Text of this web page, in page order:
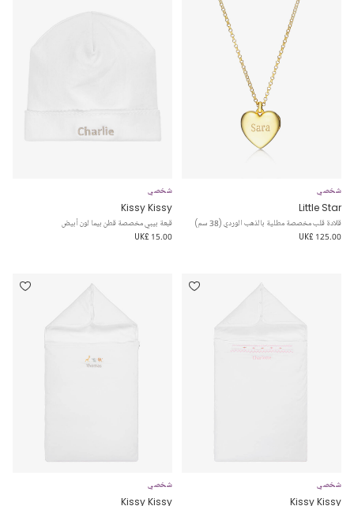
شخصي
Little Star
قلادة قلب مخصصة مطلية بالذهب الوردي (38 سم)
UK£ 125.00
شخصي
Kissy Kissy
قبعة بيبي مخصصة قطن بيما لون أبيض
UK£ 15.00
شخصي
Kissy Kissy
شخصي
Kissy Kissy